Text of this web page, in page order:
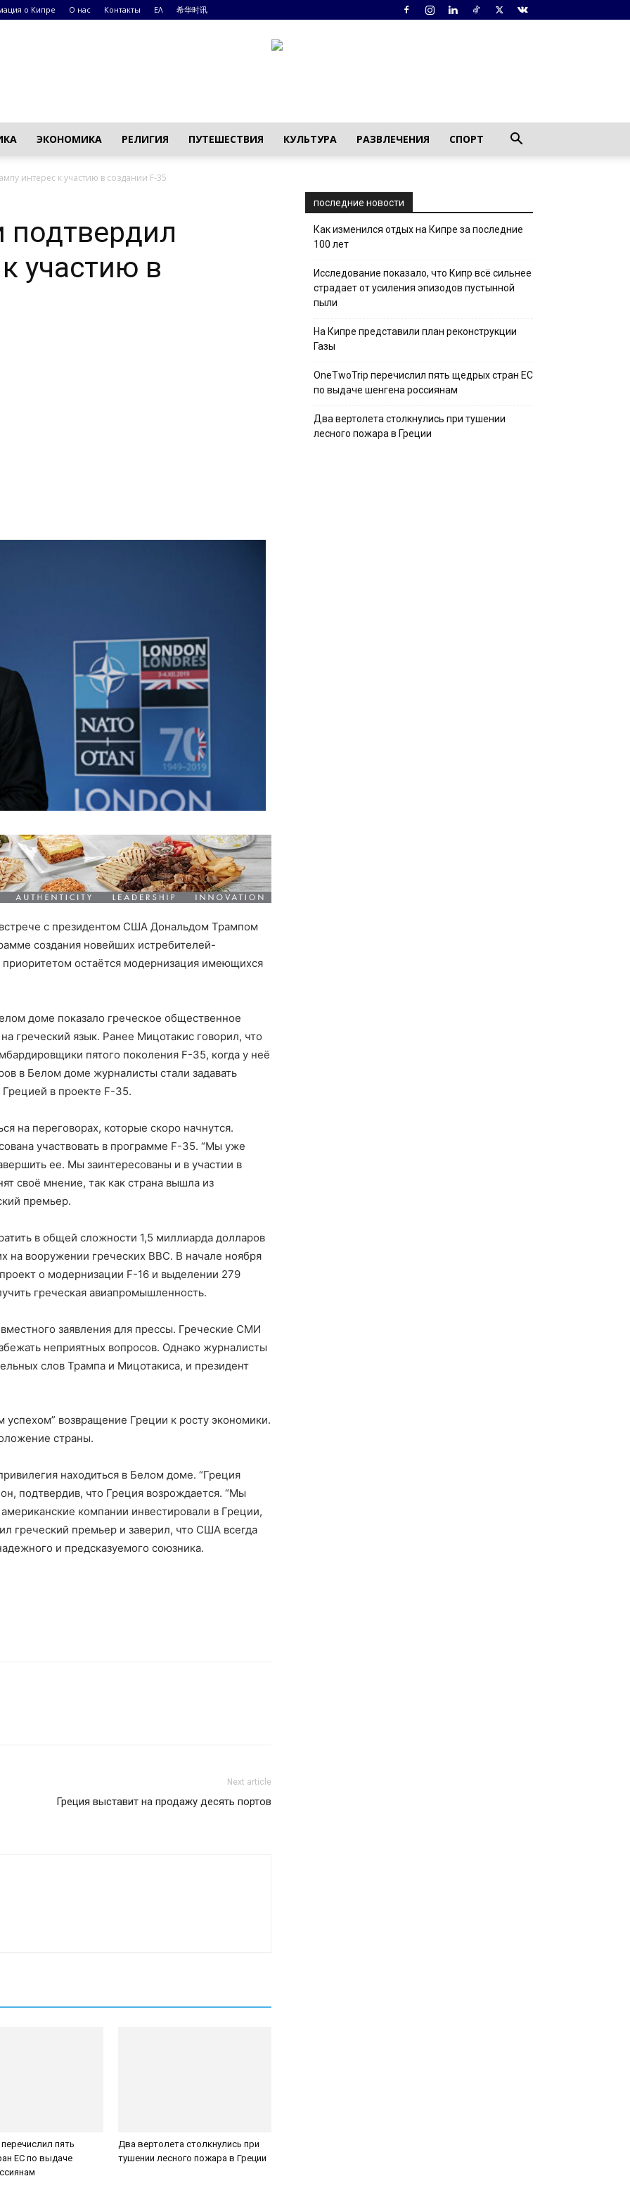
о Кипре О нас Контакты ΕΛ 希华时讯
ЭКОНОМИКА РЕЛИГИЯ ПУТЕШЕСТВИЯ КУЛЬТУРА РАЗВЛЕЧЕНИЯ СПОРТ
интерес к участию в создании F-35
подтвердил
участию в
с президентом США Дональдом Трампом
создания новейших истребителей-
остаётся модернизация имеющихся
доме показало греческое общественное
греческий язык. Ранее Мицотакис говорил, что
пятого поколения F-35, когда у неё
в Белом доме журналисты стали задавать
Грецией в проекте F-35.
на переговорах, которые скоро начнутся.
участвовать в программе F-35. “Мы уже
ее. Мы заинтересованы и в участии в
своё мнение, так как страна вышла из
премьер.
в общей сложности 1,5 миллиарда долларов
на вооружении греческих ВВС. В начале ноября
о модернизации F-16 и выделении 279
греческая авиапромышленность.
заявления для прессы. Греческие СМИ
неприятных вопросов. Однако журналисты
слов Трампа и Мицотакиса, и президент
успехом” возвращение Греции к росту экономики.
страны.
находиться в Белом доме. “Греция
подтвердив, что Греция возрождается. “Мы
компании инвестировали в Греции,
греческий премьер и заверил, что США всегда
и предсказуемого союзника.
Next article
Греция выставит на продажу десять портов
пять
ЕС по выдаче
Два вертолета столкнулись при
тушении лесного пожара в Греции
последние новости
Как изменился отдых на Кипре за последние
100 лет
Исследование показало, что Кипр всё сильнее
страдает от усиления эпизодов пустынной
пыли
На Кипре представили план реконструкции
Газы
OneTwoTrip перечислил пять щедрых стран ЕС
по выдаче шенгена россиянам
Два вертолета столкнулись при тушении
лесного пожара в Греции